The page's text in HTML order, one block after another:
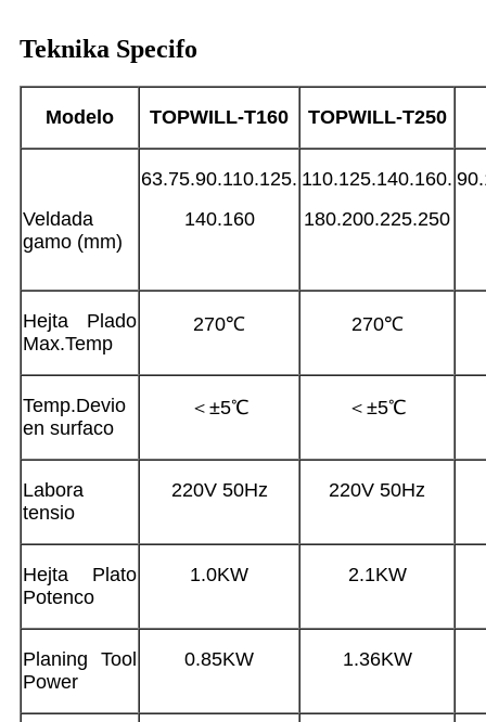
Teknika Specifo
Modelo TOPWILL-T160 TOPWILL-T250
Veldada
gamo (mm)
63.75.90.110.125.
140.160
110.125.140.160.
180.200.225.250
Hejta Plado
Max.Temp
270℃ 270℃
Temp.Devio
en surfaco
＜±5℃ ＜±5℃
Labora
tensio
220V 50Hz 220V 50Hz
Hejta Plato
Potenco
1.0KW 2.1KW
Planing Tool
Power
0.85KW 1.36KW